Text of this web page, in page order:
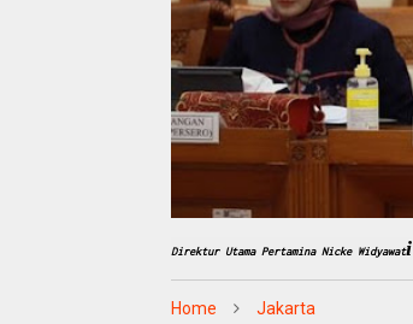
Direktur Utama Pertamina Nicke Widyawati
Home Jakarta